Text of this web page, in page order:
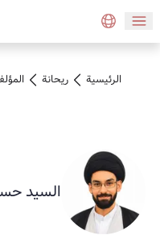
الرئيسية ريحانة
السيد